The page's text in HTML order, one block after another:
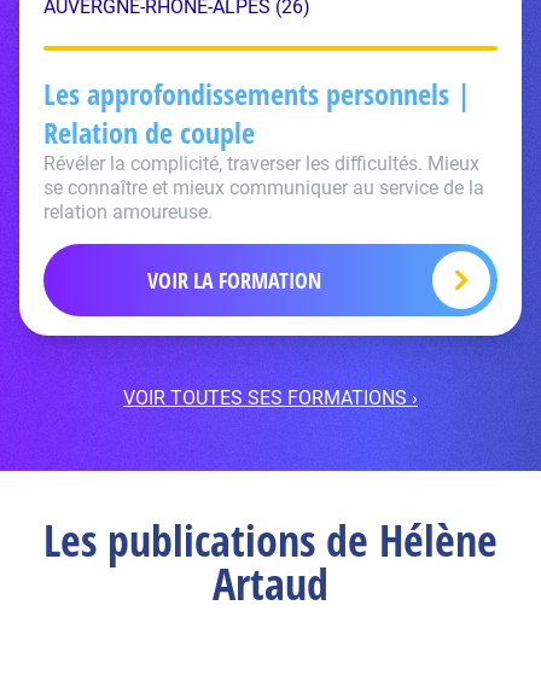
AUVERGNE-RHÔNE-ALPES (26)
Les approfondissements personnels |
Relation de couple
Révéler la complicité, traverser les difficultés. Mieux
se connaître et mieux communiquer au service de la
relation amoureuse.
VOIR LA FORMATION
VOIR TOUTES SES FORMATIONS ›
Les publications de Hélène
Artaud